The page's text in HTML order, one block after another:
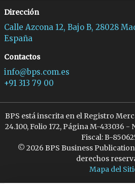
Dirección
Calle Azcona 12, Bajo B, 28028
España
Contactos
info@bps.com.es
+91 313 79 00
BPS está inscrita en el Registro
24.100, Folio 172, Página M-433036
Fiscal: B-
© 2026 BPS Business
derechos
Mapa del